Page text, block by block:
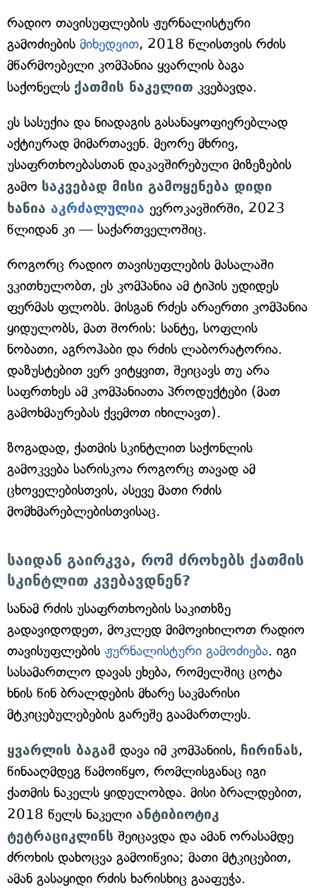
რადიო თავისუფლების ჟურნალისტური
გამოძიების მიხედვით, 2018 წლისთვის რძის
მწარმოებელი კომპანია ყვარლის ბაგა
საქონელს ქათმის ნაკელით კვებავდა.
ეს სასუქია და ნიადაგის გასანაყოფიერებლად
აქტიურად მიმართავენ. მეორე მხრივ,
უსაფრთხოებასთან დაკავშირებული მიზეზების
გამო საკვებად მისი გამოყენება დიდი
ხანია აკრძალულია ევროკავშირში, 2023
წლიდან კი — საქართველოშიც.
როგორც რადიო თავისუფლების მასალაში
ვკითხულობთ, ეს კომპანია ამ ტიპის უდიდეს
ფერმას ფლობს. მისგან რძეს არაერთი კომპანია
ყიდულობს, მათ შორის: სანტე, სოფლის
ნობათი, აგროჰაბი და რძის ლაბორატორია.
დაზუსტებით ვერ ვიტყვით, შეიცავს თუ არა
საფრთხეს ამ კომპანიათა პროდუქტები (მათ
გამოხმაურებას ქვემოთ იხილავთ).
ზოგადად, ქათმის სკინტლით საქონლის
გამოკვება სარისკოა როგორც თავად ამ
ცხოველებისთვის, ასევე მათი რძის
მომხმარებლებისთვისაც.
საიდან გაირკვა, რომ ძროხებს ქათმის
სკინტლით კვებავდნენ?
სანამ რძის უსაფრთხოების საკითხზე
გადავიდოდეთ, მოკლედ მიმოვიხილოთ რადიო
თავისუფლების ჟურნალისტური გამოძიება. იგი
სასამართლო დავას ეხება, რომელშიც ცოტა
ხნის წინ ბრალდების მხარე საკმარისი
მტკიცებულებების გარეშე გაამართლეს.
ყვარლის ბაგამ დავა იმ კომპანიის, ჩირინას,
წინააღმდეგ წამოიწყო, რომლისგანაც იგი
ქათმის ნაკელს ყიდულობდა. მისი ბრალდებით,
2018 წელს ნაკელი ანტიბიოტიკ
ტეტრაციკლინს შეიცავდა და ამან ორასამდე
ძროხის დახოცვა გამოიწვია; მათი მტკიცებით,
ამან გასაყიდი რძის ხარისხიც გააფუჭა.